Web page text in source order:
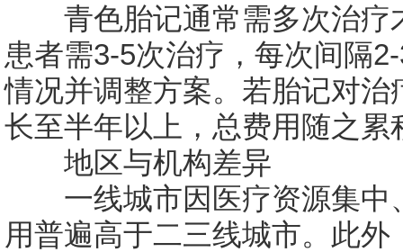
青色胎记通常需多次治疗
患者需3-5次治疗，每次间隔
情况并调整方案。若胎记对
长至半年以上，总费用随之累
地区与机构差异
一线城市因医疗资源集中
用普遍高于二三线城市。此